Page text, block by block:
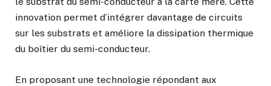
innovation permet d’intégrer davantage de circuits
sur les substrats et améliore la dissipation thermique
du boîtier du semi-conducteur.
En proposant une technologie répondant aux